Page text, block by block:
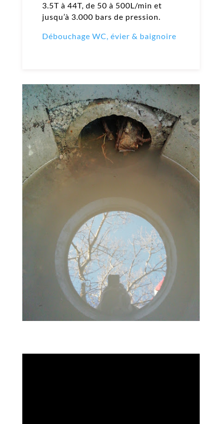
3.5T à 44T, de 50 à 500L/min et
jusqu’à 3.000 bars de pression.
Débouchage WC, évier & baignoire